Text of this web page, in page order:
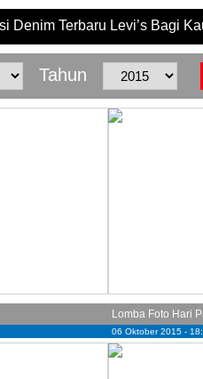
Denim Terbaru Levi’s Bagi
Tahun
Lomba Foto Hari
06 Oktober 2015 -